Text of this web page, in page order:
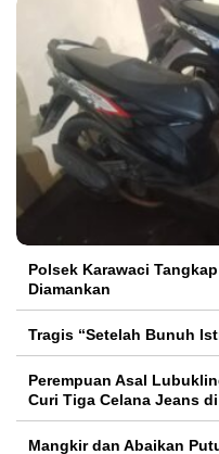
Polsek Karawaci
Diamankan
Tragis “Setelah Bunuh
Perempuan Asal
Curi Tiga Celana Jeans
Mangkir dan Abaikan